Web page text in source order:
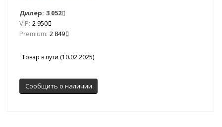
Дилер: 3 052
VIP: 2 950
Premium: 2 849
Товар в пути (10.02.2025)
Сообщить о наличии